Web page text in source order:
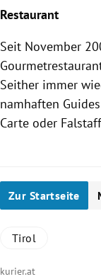
Restaurant
Seit November
Seither immer
namhaften
Carte oder
Zur Startseite
Tirol
kurier.at